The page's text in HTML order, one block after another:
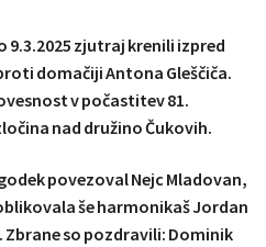
9.3.2025 zjutraj krenili izpred
domačiji Antona Gleščiča.
v počastitev 81.
nad družino Čukovih.
povezoval Nejc Mladovan,
še harmonikaš Jordan
Zbrane so pozdravili: Dominik